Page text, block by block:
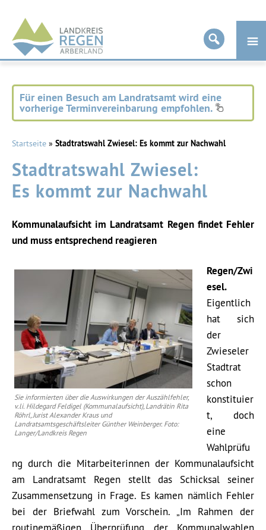
Landkreis
Regen
Für einen Besuch am Landratsamt wird eine
vorherige Terminvereinbarung empfohlen.
Startseite » Stadtratswahl Zwiesel: Es kommt zur Nachwahl
Stadtratswahl Zwiesel:
Es kommt zur Nachwahl
Kommunalaufsicht im Landratsamt Regen findet Fehler
und muss entsprechend reagieren
Sie informierten über die Auswirkungen der Auszählfehler,
v.li. Hildegard Feldigel (Kommunalaufsicht), Landrätin Rita
Röhrl, Jurist Alexander Kraus und
Landratsamtsgeschäftsleiter Günther Weinberger. Foto:
Langer/Landkreis Regen
Regen/Zwi
esel.
Eigentlich
hat sich
der
Zwieseler
Stadtrat
schon
konstituier
t, doch
eine
Wahlprüfu
ng durch die Mitarbeiterinnen der Kommunalaufsicht
am Landratsamt Regen stellt das Schicksal seiner
Zusammensetzung in Frage. Es kamen nämlich Fehler
bei der Briefwahl zum Vorschein. „Im Rahmen der